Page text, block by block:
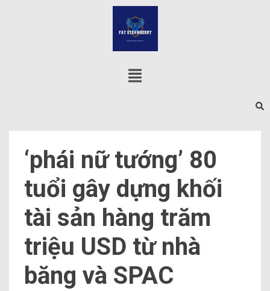
‘phái nữ tướng’ 80
tuổi gây dựng khối
tài sản hàng trăm
triệu USD từ nhà
băng và SPAC